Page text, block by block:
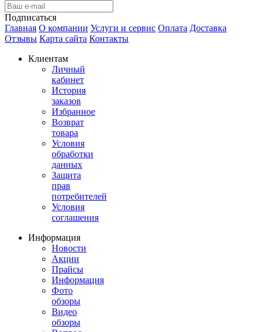
Подписаться
Главная О компании Услуги и сервис Оплата Доставка
Отзывы Карта сайта Контакты
Клиентам
Личный
кабинет
История
заказов
Избранное
Возврат
товара
Условия
обработки
данных
Защита
прав
потребителей
Условия
соглашения
Информация
Новости
Акции
Прайсы
Информация
Фото
обзоры
Видео
обзоры